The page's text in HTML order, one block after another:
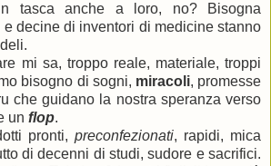
tasca anche a loro, no? Bisogna
e decine di inventori di medicine stanno
mi sa, troppo reale, materiale, troppi
bisogno di sogni, miracoli, promesse
che guidano la nostra speranza verso
un flop.
pronti, preconfezionati, rapidi, mica
di decenni di studi, sudore e sacrifici.